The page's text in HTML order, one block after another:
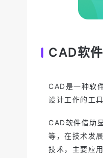
CAD软
CAD是一种软
设计工作的工
CAD软件借助
等，在技术发
技术，主要应